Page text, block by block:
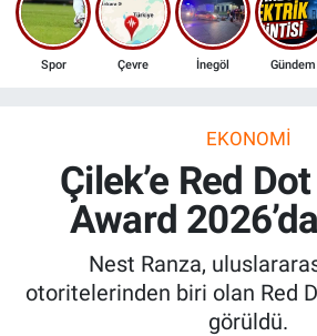
Spor Çevre İnegöl Gündem
EKONOMI
Çilek’e Red
Award
Nest Ranza,
otoritelerinden biri olan Red
görüldü.
3.SAYFA
Ekonomi
Güncel
İnanç
Trafik Durumu
Son Dakika Haberleri
Haber Arşivi